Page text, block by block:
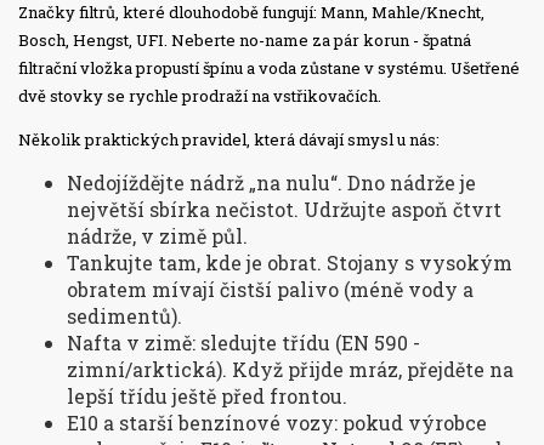
Značky filtrů, které dlouhodobě fungují: Mann, Mahle/Knecht,
Bosch, Hengst, UFI. Neberte no-name za pár korun - špatná
filtrační vložka propustí špínu a voda zůstane v systému. Ušetřené
dvě stovky se rychle prodraží na vstřikovačích.
Několik praktických pravidel, která dávají smysl u nás:
Nedojíždějte nádrž „na nulu“. Dno nádrže je
největší sbírka nečistot. Udržujte aspoň čtvrt
nádrže, v zimě půl.
Tankujte tam, kde je obrat. Stojany s vysokým
obratem mívají čistší palivo (méně vody a
sedimentů).
Nafta v zimě: sledujte třídu (EN 590 -
zimní/arktická). Když přijde mráz, přejděte na
lepší třídu ještě před frontou.
E10 a starší benzínové vozy: pokud výrobce